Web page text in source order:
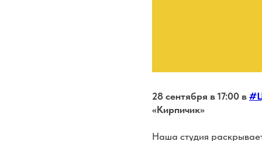
28 сентября в 17:00 в
«Кирпичик»
Наша студия